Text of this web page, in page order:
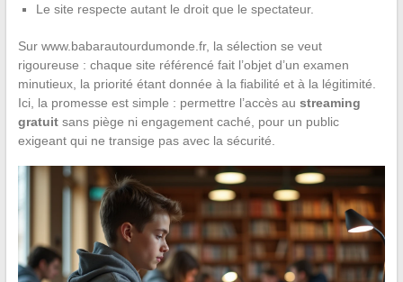
Le site respecte autant le droit que le spectateur.
Sur www.babarautourdumonde.fr, la sélection se veut
rigoureuse : chaque site référencé fait l’objet d’un examen
minutieux, la priorité étant donnée à la fiabilité et à la légitimité.
Ici, la promesse est simple : permettre l’accès au streaming
gratuitsans piège ni engagement caché, pour un public
exigeant qui ne transige pas avec la sécurité.